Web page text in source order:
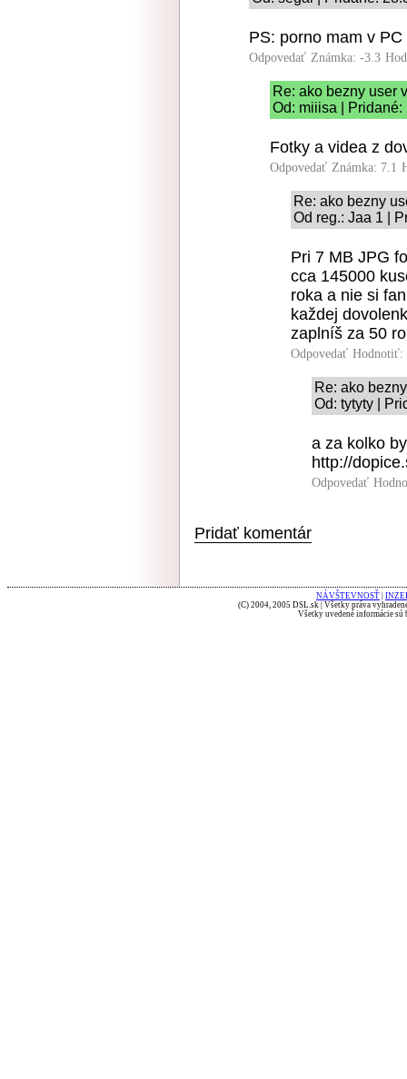
PS: porno mam v PC
Odpovedať Známka: -3.3
Re: ako bezny user
Od: miiisa | Pridané:
Fotky a videa z
Odpovedať Známka: 7.1
Re: ako bezny
Od reg.: Jaa 1 |
Pri 7 MB JPG
cca 145000
roka a nie si
každej
zaplníš za 50
Odpovedať Hodnotiť:
Re: ako
Od: tytyty |
a za kolko
http://
Odpovedať
Pridať komentár
NÁVŠTEVNOSŤ
(C) 2004, 2005 DSL.sk | Všetky práva
Všetky uvedené informácie sú